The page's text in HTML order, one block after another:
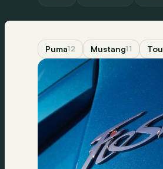
Puma12 Mustang11